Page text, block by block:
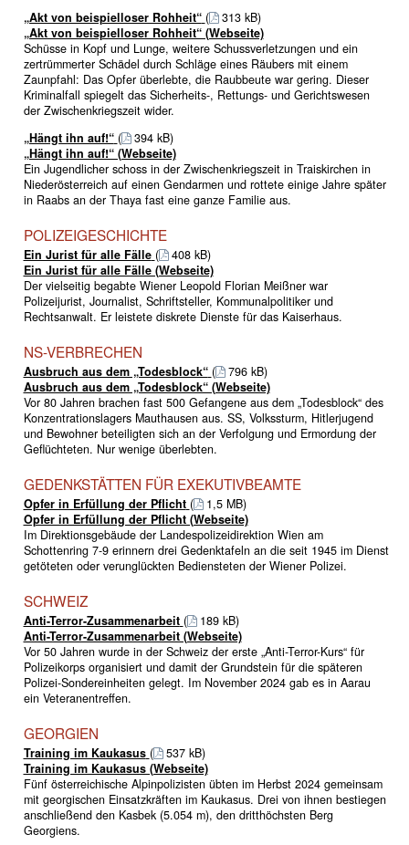
„Akt von beispielloser Rohheit“ (
313 kB)
„Akt von beispielloser Rohheit“ (Webseite)
Schüsse in Kopf und Lunge, weitere Schussverletzungen und ein
zertrümmerter Schädel durch Schläge eines Räubers mit einem
Zaunpfahl: Das Opfer überlebte, die Raubbeute war gering. Dieser
Kriminalfall spiegelt das Sicherheits-, Rettungs- und Gerichtswesen
der Zwischenkriegszeit wider.
„Hängt ihn auf!“ (
394 kB)
„Hängt ihn auf!“ (Webseite)
Ein Jugendlicher schoss in der Zwischenkriegszeit in Traiskirchen in
Niederösterreich auf einen Gendarmen und rottete einige Jahre später
in Raabs an der Thaya fast eine ganze Familie aus.
POLIZEIGESCHICHTE
Ein Jurist für alle Fälle (
408 kB)
Ein Jurist für alle Fälle (Webseite)
Der vielseitig begabte Wiener Leopold Florian Meißner war
Polizeijurist, Journalist, Schriftsteller, Kommunalpolitiker und
Rechtsanwalt. Er leistete diskrete Dienste für das Kaiserhaus.
NS-VERBRECHEN
Ausbruch aus dem „Todesblock“ (
796 kB)
Ausbruch aus dem „Todesblock“ (Webseite)
Vor 80 Jahren brachen fast 500 Gefangene aus dem „Todesblock“ des
Konzentrationslagers Mauthausen aus. SS, Volkssturm, Hitlerjugend
und Bewohner beteiligten sich an der Verfolgung und Ermordung der
Geflüchteten. Nur wenige überlebten.
GEDENKSTÄTTEN FÜR EXEKUTIVBEAMTE
Opfer in Erfüllung der Pflicht (
1,5 MB)
Opfer in Erfüllung der Pflicht (Webseite)
Im Direktionsgebäude der Landespolizeidirektion Wien am
Schottenring 7-9 erinnern drei Gedenktafeln an die seit 1945 im Dienst
getöteten oder verunglückten Bediensteten der Wiener Polizei.
SCHWEIZ
Anti-Terror-Zusammenarbeit (
189 kB)
Anti-Terror-Zusammenarbeit (Webseite)
Vor 50 Jahren wurde in der Schweiz der erste „Anti-Terror-Kurs“ für
Polizeikorps organisiert und damit der Grundstein für die späteren
Polizei-Sondereinheiten gelegt. Im November 2024 gab es in Aarau
ein Veteranentreffen.
GEORGIEN
Training im Kaukasus (
537 kB)
Training im Kaukasus (Webseite)
Fünf österreichische Alpinpolizisten übten im Herbst 2024 gemeinsam
mit georgischen Einsatzkräften im Kaukasus. Drei von ihnen bestiegen
anschließend den Kasbek (5.054 m), den dritthöchsten Berg
Georgiens.